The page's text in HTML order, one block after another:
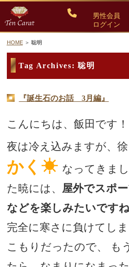
男性会員
ログイン
教養ある女性の募
50代・60代のため
女性会員の紹介
男性会員様の声
デートまでの流れ
HOME 聡明
Tag Archives: 聡明
『誕生石のお話 3月編』
こんにちは、飯田です
夜は冷え込みますが、
かく☀ なってきま
た暁には、 屋外でスポ
などを楽しみたいです
完全に寒さに負けてし
こもりだったので、 も